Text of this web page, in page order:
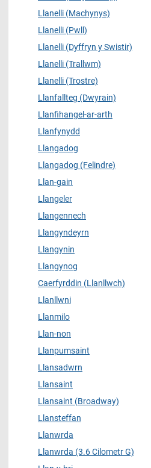
Llanelli (Machynys)
Llanelli (Pwll)
Llanelli (Dyffryn y Swistir)
Llanelli (Trallwm)
Llanelli (Trostre)
Llanfallteg (Dwyrain)
Llanfihangel-ar-arth
Llanfynydd
Llangadog
Llangadog (Felindre)
Llan-gain
Llangeler
Llangennech
Llangyndeyrn
Llangynin
Llangynog
Caerfyrddin (Llanllwch)
Llanllwni
Llanmilo
Llan-non
Llanpumsaint
Llansadwrn
Llansaint
Llansaint (Broadway)
Llansteffan
Llanwrda
Llanwrda (3.6 Cilometr G)